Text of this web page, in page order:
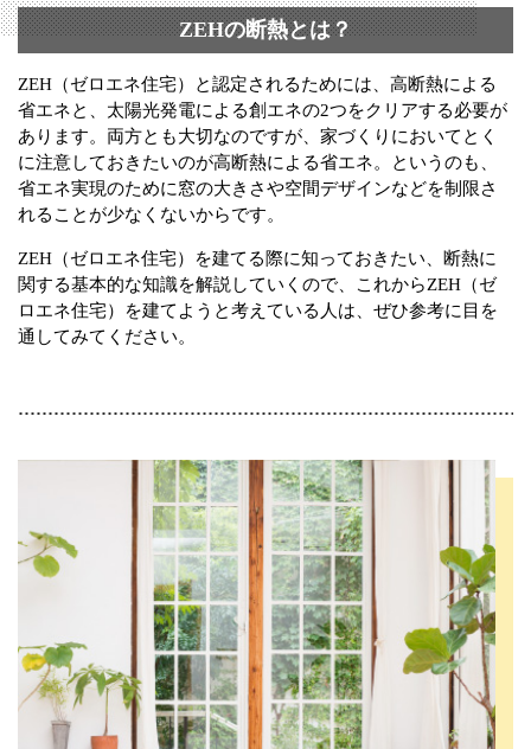
ZEHの断熱とは？
ZEH（ゼロエネ住宅）と認定されるためには、高断熱による
省エネと、太陽光発電による創エネの2つをクリアする必要が
あります。両方とも大切なのですが、家づくりにおいてとく
に注意しておきたいのが高断熱による省エネ。というのも、
省エネ実現のために窓の大きさや空間デザインなどを制限さ
れることが少なくないからです。
ZEH（ゼロエネ住宅）を建てる際に知っておきたい、断熱に
関する基本的な知識を解説していくので、これからZEH（ゼ
ロエネ住宅）を建てようと考えている人は、ぜひ参考に目を
通してみてください。